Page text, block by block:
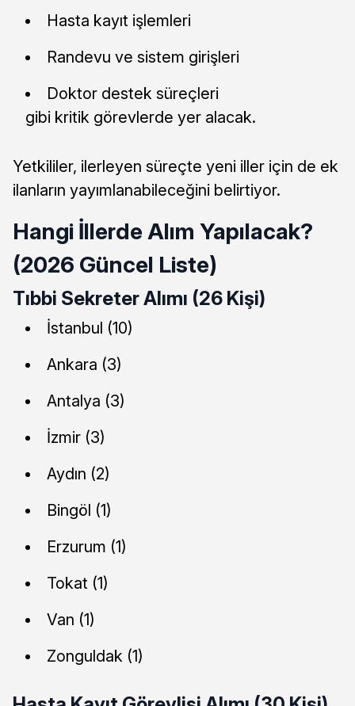
Hasta kayıt işlemleri
Randevu ve sistem girişleri
Doktor destek süreçleri
gibi kritik görevlerde yer alacak.
Yetkililer, ilerleyen süreçte yeni iller için de ek
ilanların yayımlanabileceğini belirtiyor.
Hangi İllerde Alım Yapılacak?
(2026 Güncel Liste)
Tıbbi Sekreter Alımı (26 Kişi)
İstanbul (10)
Ankara (3)
Antalya (3)
İzmir (3)
Aydın (2)
Bingöl (1)
Erzurum (1)
Tokat (1)
Van (1)
Zonguldak (1)